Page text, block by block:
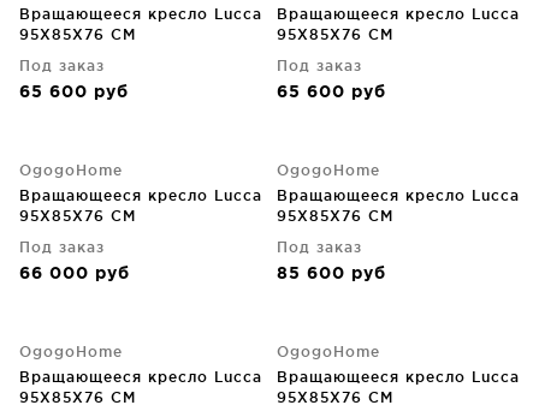
Вращающееся кресло Lucca
95X85X76 CM
Под заказ
65 600 руб
Вращающееся кресло Lucca
95X85X76 CM
Под заказ
65 600 руб
OgogoHome
Вращающееся кресло Lucca
95X85X76 CM
Под заказ
66 000 руб
OgogoHome
Вращающееся кресло Lucca
95X85X76 CM
Под заказ
85 600 руб
OgogoHome
Вращающееся кресло Lucca
95X85X76 CM
OgogoHome
Вращающееся кресло Lucca
95X85X76 CM